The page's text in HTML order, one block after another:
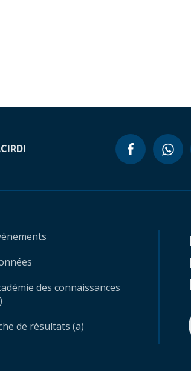
CIRDI
des connaissances
de résultats (a)